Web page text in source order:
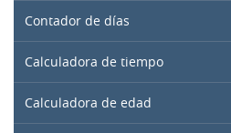
Contador de días
Calculadora de tiempo
Calculadora de edad